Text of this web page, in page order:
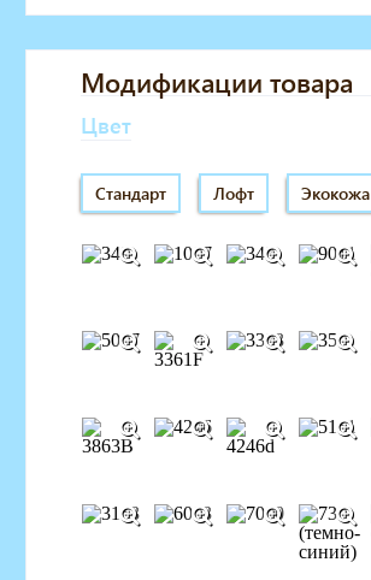
Модификации товара
Цвет
Стандарт Лофт Экокожа